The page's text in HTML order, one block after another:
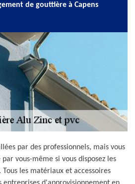
de gouttière à Capens
par des professionnels, mais vous
vous-même si vous disposez les
les matériaux et accessoires